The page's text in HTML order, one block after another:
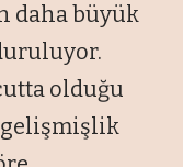
daha büyük
olduğu